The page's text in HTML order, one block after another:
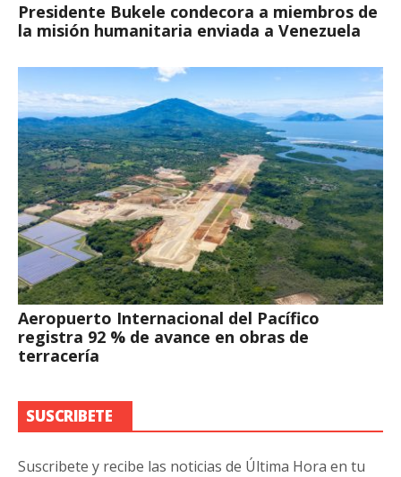
Presidente Bukele condecora a miembros de
la misión humanitaria enviada a Venezuela
Aeropuerto Internacional del Pacífico
registra 92 % de avance en obras de
terracería
SUSCRIBETE
Suscribete y recibe las noticias de Última Hora en tu